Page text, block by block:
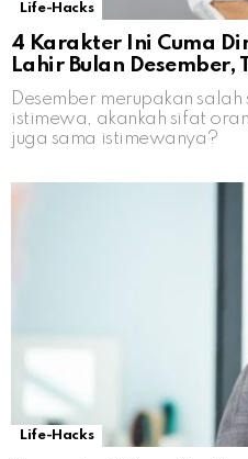
Life-Hacks
4 Karakter Ini Cuma
Lahir Bulan Desember,
Desember merupakan
istimewa, akankah sifat
juga sama istimewanya?
Life-Hacks